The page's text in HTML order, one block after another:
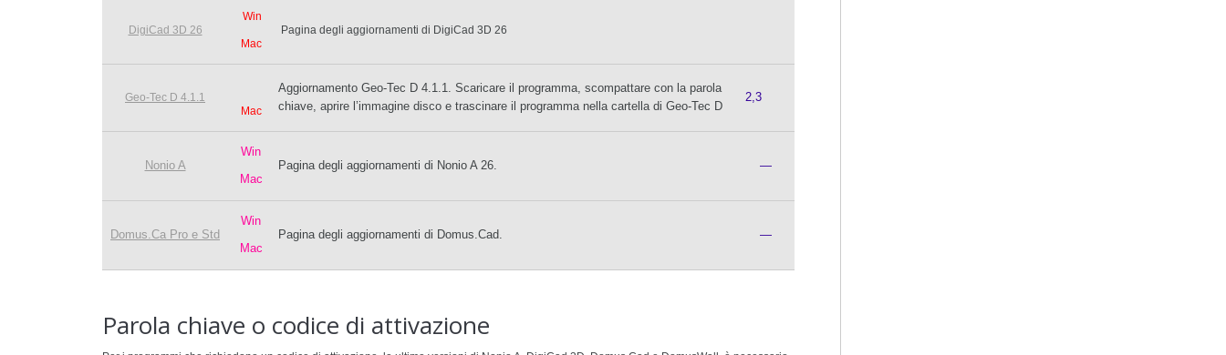
DigiCad 3D 26
Win
Mac
Pagina degli aggiornamenti di DigiCad 3D 26
Geo-Tec D 4.1.1
Mac
Aggiornamento Geo-Tec D 4.1.1. Scaricare il programma, scompattare con la parola
chiave, aprire l’immagine disco e trascinare il programma nella cartella di Geo-Tec D
2,3
Nonio A
Win
Mac
Pagina degli aggiornamenti di Nonio A 26. —
Domus.Ca Pro e Std
Win
Mac
Pagina degli aggiornamenti di Domus.Cad. —
Parola chiave o codice di attivazione